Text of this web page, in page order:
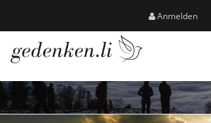
Anmelden